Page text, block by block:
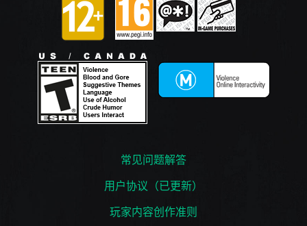
常见问题解答
用户协议（已更新）
玩家内容创作准则